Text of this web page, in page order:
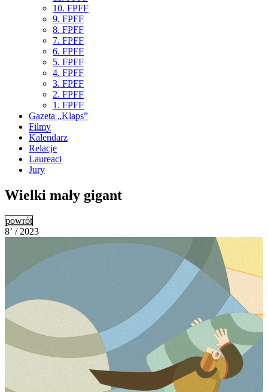
10. FPFF
9. FPFF
8. FPFF
7. FPFF
6. FPFF
5. FPFF
4. FPFF
3. FPFF
2. FPFF
1. FPFF
Gazeta „Klaps”
Filmy
Kalendarz
Relacje
Laureaci
Jury
Wielki mały gigant
powrót
8’ / 2023